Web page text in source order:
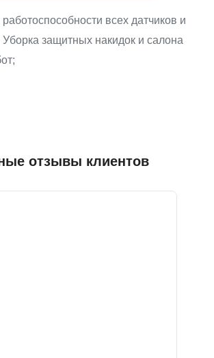
всех датчиков и
Уборка защитных накидок и салона
отзывы клиентов